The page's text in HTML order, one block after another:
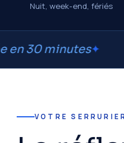
Nuit, week-end, fériés
VOTRE